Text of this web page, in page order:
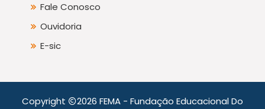
Fale Conosco
Ouvidoria
E-sic
Copyright 2026 FEMA - Fundação Educacional Do